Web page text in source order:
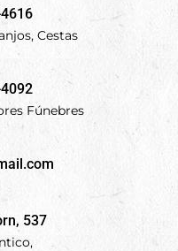
Cestas
Fúnebres
537